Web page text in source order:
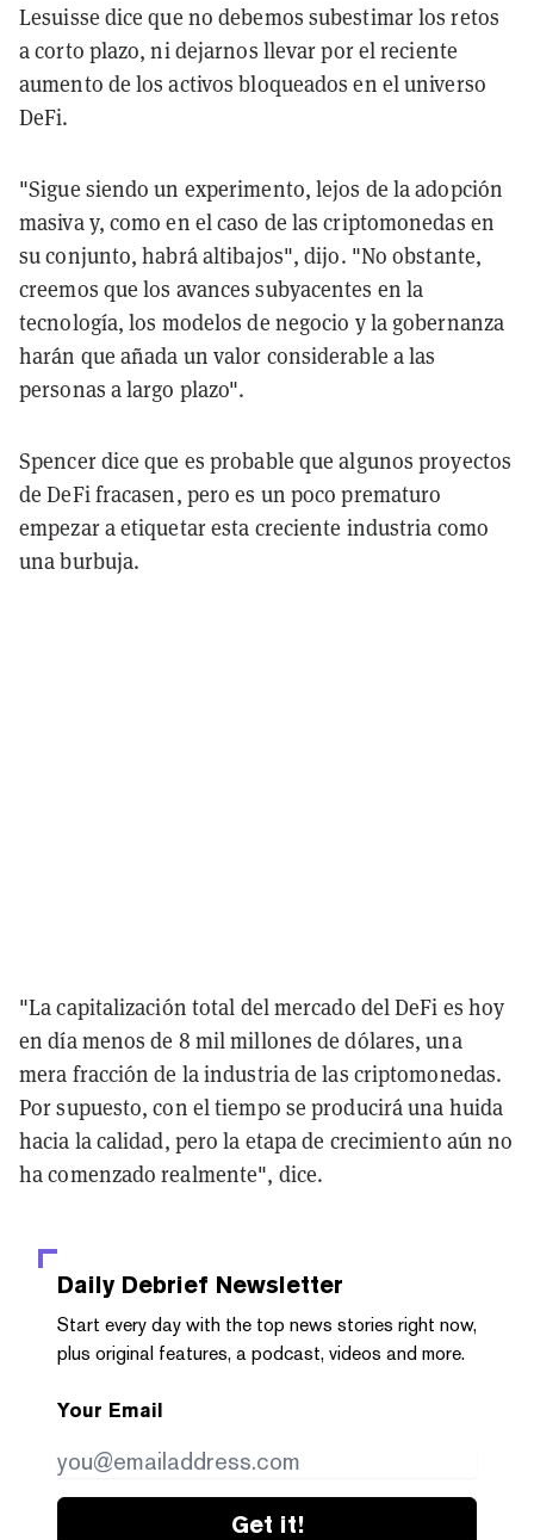
Lesuisse dice que no debemos subestimar los retos
a corto plazo, ni dejarnos llevar por el reciente
aumento de los activos bloqueados en el universo
DeFi.
"Sigue siendo un experimento, lejos de la adopción
masiva y, como en el caso de las criptomonedas en
su conjunto, habrá altibajos", dijo. "No obstante,
creemos que los avances subyacentes en la
tecnología, los modelos de negocio y la gobernanza
harán que añada un valor considerable a las
personas a largo plazo".
Spencer dice que es probable que algunos proyectos
de DeFi fracasen, pero es un poco prematuro
empezar a etiquetar esta creciente industria como
una burbuja.
"La capitalización total del mercado del DeFi es hoy
en día menos de 8 mil millones de dólares, una
mera fracción de la industria de las criptomonedas.
Por supuesto, con el tiempo se producirá una huida
hacia la calidad, pero la etapa de crecimiento aún no
ha comenzado realmente", dice.
Daily Debrief Newsletter
Start every day with the top news stories right now,
plus original features, a podcast, videos and more.
Your Email
Get it!